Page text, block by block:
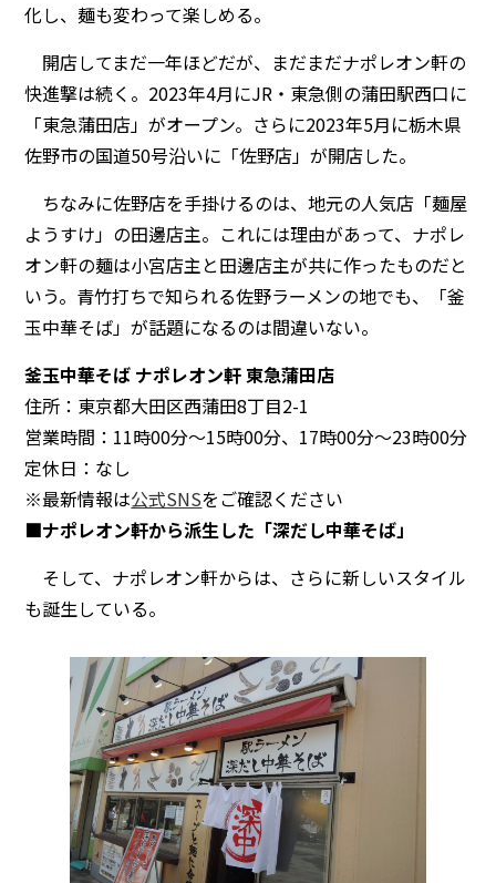
化し、麺も変わって楽しめる。
開店してまだ一年ほどだが、まだまだナポレオン軒の
快進撃は続く。2023年4月にJR・東急側の蒲田駅西口に
「東急蒲田店」がオープン。さらに2023年5月に栃木県
佐野市の国道50号沿いに「佐野店」が開店した。
ちなみに佐野店を手掛けるのは、地元の人気店「麺屋
ようすけ」の田邊店主。これには理由があって、ナポレ
オン軒の麺は小宮店主と田邊店主が共に作ったものだと
いう。青竹打ちで知られる佐野ラーメンの地でも、「釜
玉中華そば」が話題になるのは間違いない。
釜玉中華そば ナポレオン軒 東急蒲田店
住所：東京都大田区西蒲田8丁目2-1
営業時間：11時00分～15時00分、17時00分～23時00分
定休日：なし
※最新情報は公式SNSをご確認ください
■ナポレオン軒から派生した「深だし中華そば」
そして、ナポレオン軒からは、さらに新しいスタイル
も誕生している。